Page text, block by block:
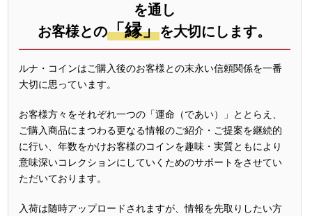
を通し
お客様との「縁」を大切にします。
ルナ・コインはご購入後のお客様との末永い信頼関係を一番
大切に思っています。
お客様方々をそれぞれ一つの「運命（であい）」ととらえ、
ご購入商品にまつわる更なる情報のご紹介・ご提案を継続的
に行い、年数をかけお客様のコインを趣味・実質ともにより
意味深いコレクションにしていくためのサポートをさせてい
ただいております。
入荷は随時アップロードされますが、情報を先取りしたい方